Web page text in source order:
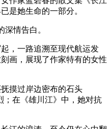
是她生命的一部分。
情告白。
，一路追溯至现代航运发
画，展现了作家特有的女性
摸过岸边密布的石头
；在《雄川江》中，她对抗